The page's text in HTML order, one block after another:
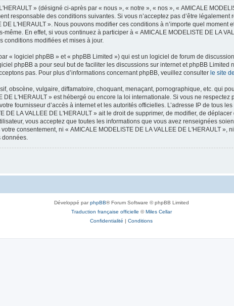
» (désigné ci-après par « nous », « notre », « nos », « AMICALE
responsable des conditions suivantes. Si vous n’acceptez pas d’être
L'HERAULT ». Nous pouvons modifier ces conditions à n’importe quel
En effet, si vous continuez à participer à « AMICALE MODELISTE DE LA
conditions modifiées et mises à jour.
« logiciel phpBB » et « phpBB Limited ») qui est un logiciel de forum de
phpBB a pour seul but de faciliter les discussions sur internet et phpBB
pas. Pour plus d’informations concernant phpBB, veuillez consulter le site
obscène, vulgaire, diffamatoire, choquant, menaçant, pornographique, etc. qui
DE L'HERAULT » est hébergé ou encore la loi internationale. Si vous ne
fournisseur d’accès à internet et les autorités officielles. L’adresse IP de tous
DE LA VALLEE DE L'HERAULT » ait le droit de supprimer, de modifier, de
vous acceptez que toutes les informations que vous avez renseignées
consentement, ni « AMICALE MODELISTE DE LA VALLEE DE L'HERAULT »,
données.
Développé parphpBB® Forum Software © phpBB Limited
Traduction française officielle ©Miles Cellar
Confidentialité | Conditions